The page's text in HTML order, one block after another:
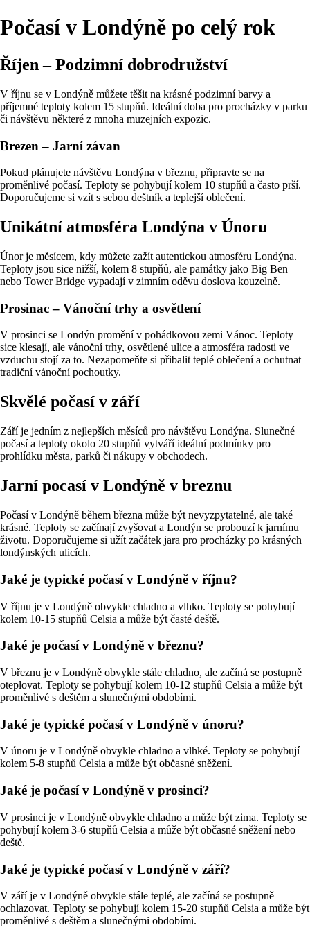
Počasí v Londýně po celý rok
Říjen – Podzimní dobrodružství
V říjnu se v Londýně můžete těšit na krásné podzimní barvy a
příjemné teploty kolem 15 stupňů. Ideální doba pro procházky v parku
či návštěvu některé z mnoha muzejních expozic.
Brezen – Jarní závan
Pokud plánujete návštěvu Londýna v březnu, připravte se na
proměnlivé počasí. Teploty se pohybují kolem 10 stupňů a často prší.
Doporučujeme si vzít s sebou deštník a teplejší oblečení.
Unikátní atmosféra Londýna v Únoru
Únor je měsícem, kdy můžete zažít autentickou atmosféru Londýna.
Teploty jsou sice nižší, kolem 8 stupňů, ale památky jako Big Ben
nebo Tower Bridge vypadají v zimním oděvu doslova kouzelně.
Prosinac – Vánoční trhy a osvětlení
V prosinci se Londýn promění v pohádkovou zemi Vánoc. Teploty
sice klesají, ale vánoční trhy, osvětlené ulice a atmosféra radosti ve
vzduchu stojí za to. Nezapomeňte si přibalit teplé oblečení a ochutnat
tradiční vánoční pochoutky.
Skvělé počasí v září
Září je jedním z nejlepších měsíců pro návštěvu Londýna. Slunečné
počasí a teploty okolo 20 stupňů vytváří ideální podmínky pro
prohlídku města, parků či nákupy v obchodech.
Jarní pocasí v Londýně v breznu
Počasí v Londýně během března může být nevyzpytatelné, ale také
krásné. Teploty se začínají zvyšovat a Londýn se probouzí k jarnímu
životu. Doporučujeme si užít začátek jara pro procházky po krásných
londýnských ulicích.
Jaké je typické počasí v Londýně v říjnu?
V říjnu je v Londýně obvykle chladno a vlhko. Teploty se pohybují
kolem 10-15 stupňů Celsia a může být časté deště.
Jaké je počasí v Londýně v březnu?
V březnu je v Londýně obvykle stále chladno, ale začíná se postupně
oteplovat. Teploty se pohybují kolem 10-12 stupňů Celsia a může být
proměnlivé s deštěm a slunečnými obdobími.
Jaké je typické počasí v Londýně v únoru?
V únoru je v Londýně obvykle chladno a vlhké. Teploty se pohybují
kolem 5-8 stupňů Celsia a může být občasné sněžení.
Jaké je počasí v Londýně v prosinci?
V prosinci je v Londýně obvykle chladno a může být zima. Teploty se
pohybují kolem 3-6 stupňů Celsia a může být občasné sněžení nebo
deště.
Jaké je typické počasí v Londýně v září?
V září je v Londýně obvykle stále teplé, ale začíná se postupně
ochlazovat. Teploty se pohybují kolem 15-20 stupňů Celsia a může být
proměnlivé s deštěm a slunečnými obdobími.